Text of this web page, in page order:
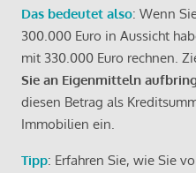
Das bedeutet also: Wenn
300.000 Euro in Aussicht
mit 330.000 Euro rechnen.
Sie an Eigenmitteln
diesen Betrag als
Immobilien ein.
Tipp: Erfahren Sie, wie Sie